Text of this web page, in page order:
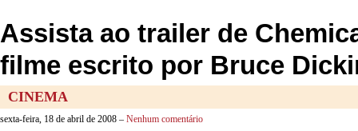
Assista ao trailer de
filme escrito por Bruce
CINEMA
sexta-feira, 18 de abril de 2008 – Nenhum comentário